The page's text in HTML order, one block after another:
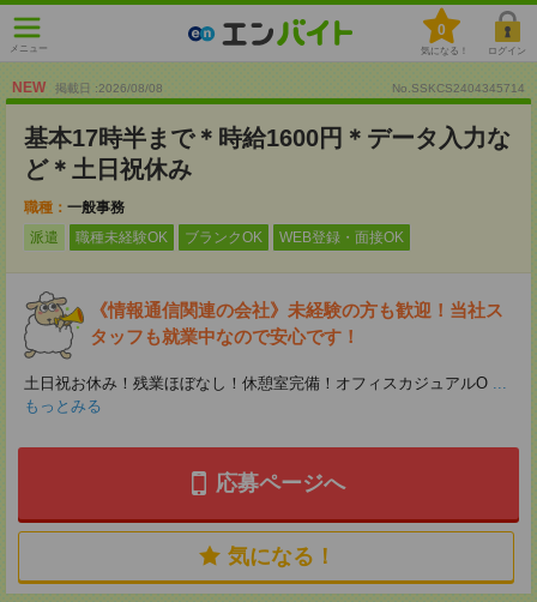
メニュー
0
気になる！ ログイン
NEW 掲載日 :2026/08/08 No.SSKCS2404345714
基本17時半まで＊時給1600円＊データ入力な
ど＊土日祝休み
職種： 一般事務
派遣
職種未経験OK ブランクOK WEB登録・面接OK
《情報通信関連の会社》未経験の方も歓迎！当社ス
タッフも就業中なので安心です！
土日祝お休み！残業ほぼなし！休憩室完備！オフィスカジュアルO ...
もっとみる
応募ページへ
気になる！